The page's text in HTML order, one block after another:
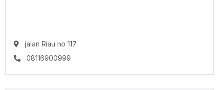
jalan Riau no 117
08116900999